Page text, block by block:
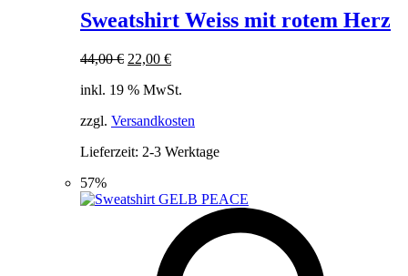
Sweatshirt Weiss mit rotem Herz
44,00€ Ursprünglicher
war:
22,00 €Aktueller
ist:
inkl. 19 % MwSt.
zzgl. Versandkosten
Lieferzeit: 2-3 Werktage
57%